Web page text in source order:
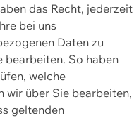
das Recht, jederzeit
bei uns
Daten zu
bearbeiten. So haben
welche
wir über Sie bearbeiten,
geltenden